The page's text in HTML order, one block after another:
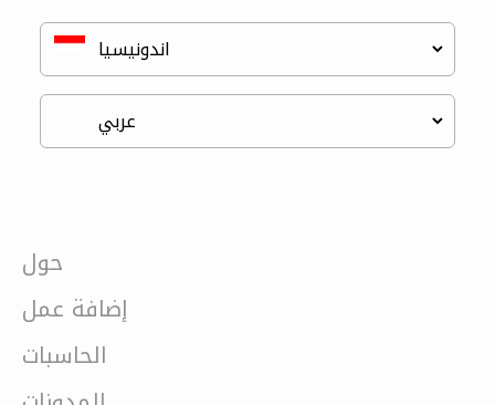
حول
إضافة عمل
الحاسبات